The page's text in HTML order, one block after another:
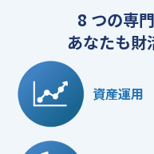
8 つの専
あなたも財
資産運用